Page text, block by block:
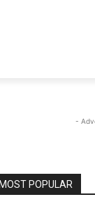
-
MOST POPULAR